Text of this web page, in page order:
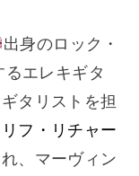
出身のロック・
エレキギタ
タリストを担
フ・リチャー
、マーヴィン